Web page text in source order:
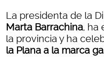
La presidenta de la
Marta Barrachina, ha
la provincia y ha
la Plana a la marca